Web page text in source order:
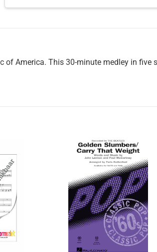
of America. This 30-minute medley in